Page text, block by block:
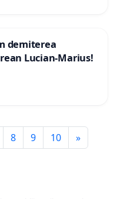
demiterea
Lucian-Marius!
8 9 10 »